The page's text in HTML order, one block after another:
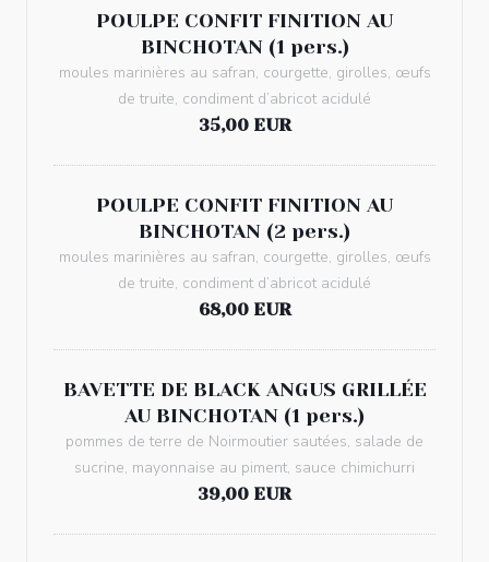
POULPE CONFIT FINITION AU
BINCHOTAN (1 pers.)
moules marinières au safran, courgette, girolles, œufs
de truite, condiment d’abricot acidulé
35,00 EUR
POULPE CONFIT FINITION AU
BINCHOTAN (2 pers.)
moules marinières au safran, courgette, girolles, œufs
de truite, condiment d’abricot acidulé
68,00 EUR
BAVETTE DE BLACK ANGUS GRILLÉE
AU BINCHOTAN (1 pers.)
pommes de terre de Noirmoutier sautées, salade de
sucrine, mayonnaise au piment, sauce chimichurri
39,00 EUR